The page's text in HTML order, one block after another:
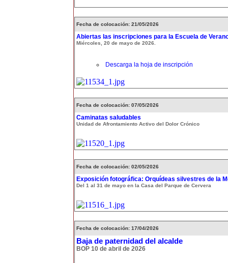
Fecha de colocación: 21/05/2026
Abiertas las inscripciones para la Escuela de
Miércoles, 20 de mayo de 2026.
Descarga la hoja de inscripción
Fecha de colocación: 07/05/2026
Caminatas saludables
Unidad de Afrontamiento Activo del Dolor Crónico
Fecha de colocación: 02/05/2026
Exposición fotográfica: Orquídeas silvestres de la
Del 1 al 31 de mayo en la Casa del Parque de Cervera
Fecha de colocación: 17/04/2026
Baja de paternidad del alcalde
BOP 10 de abril de 2026